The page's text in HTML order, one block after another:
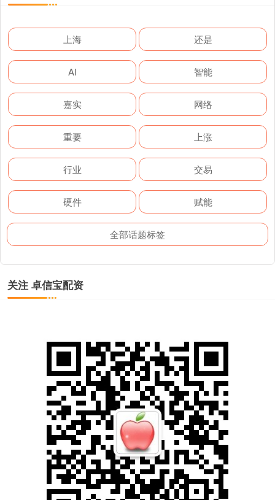
上海 还是
AI 智能
嘉实 网络
重要 上涨
行业 交易
硬件 赋能
全部话题标签
关注 卓信宝配资